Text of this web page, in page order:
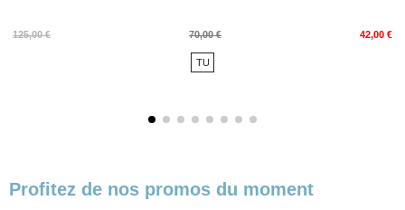
125,00 €
Prix
70,00 € 42,00 €
Prix
TU
Profitez de nos promos du moment